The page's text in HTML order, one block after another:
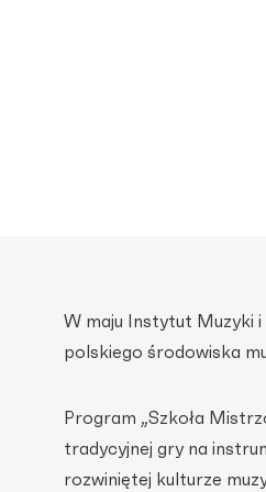
W maju Instytut Muzyki
polskiego środowiska
Program „Szkoła
tradycyjnej gry na
rozwiniętej kulturze